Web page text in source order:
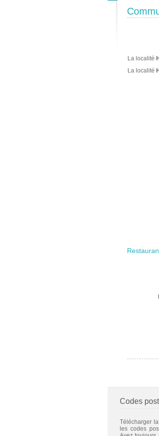
La localité
La localité
Codes
Télécharger
les codes